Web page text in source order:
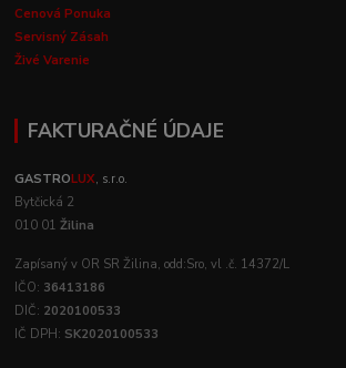
Cenová Ponuka
Servisný Zásah
Živé Varenie
FAKTURAČNÉ ÚDAJE
GASTROLUX, s.r.o.
Bytčická 2
010 01Žilina
Zapísaný v OR SR Žilina, odd:Sro, vl .č. 14372/L
IČO: 36413186
DIČ: 2020100533
IČ DPH: SK2020100533